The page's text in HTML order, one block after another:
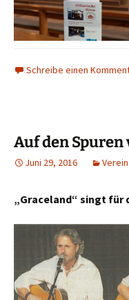
Schreibe einen
Auf den
Juni 29, 2016
„Graceland“ singt für